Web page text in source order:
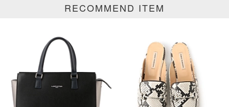
サイズ
掲載雑誌
RECOMMEND ITEM